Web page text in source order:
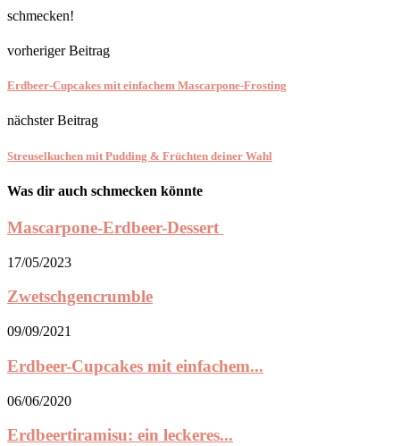
schmecken!
vorheriger Beitrag
Erdbeer-Cupcakes mit einfachem Mascarpone-Frosting
nächster Beitrag
Streuselkuchen mit Pudding & Früchten deiner Wahl
Was dir auch schmecken könnte
Mascarpone-Erdbeer-Dessert
17/05/2023
Zwetschgencrumble
09/09/2021
Erdbeer-Cupcakes mit einfachem...
06/06/2020
Erdbeertiramisu: ein leckeres...